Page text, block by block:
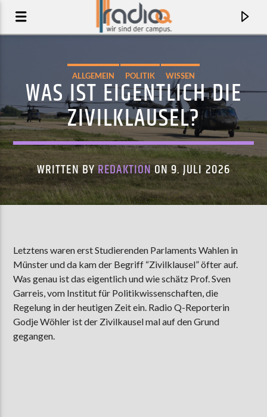
PRETTY FACE
SÓLEY
AKTUELLE SENDUNG
MOEBIUS
ALLGEMEIN POLITIK WISSEN
WAS IST EIGENTLICH DIE
ZIVILKLAUSEL?
WRITTEN BYREDAKTIONON 9. JULI 2026
Letztens waren erst Studierenden Parlaments Wahlen in
Münster und da kam der Begriff “Zivilklausel” öfter auf.
Was genau ist das eigentlich und wie schätz Prof. Sven
Garreis, vom Institut für Politikwissenschaften, die
Regelung in der heutigen Zeit ein. Radio Q-Reporterin
Godje Wöhler ist der Zivilkausel mal auf den Grund
gegangen.